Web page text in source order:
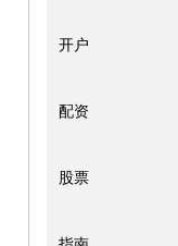
开户
配资
股票